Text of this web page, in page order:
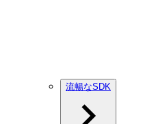
流暢なSDK